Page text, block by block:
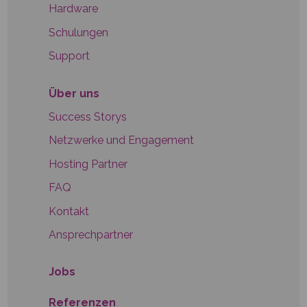
Hardware
Schulungen
Support
Über uns
Success Storys
Netzwerke und Engagement
Hosting Partner
FAQ
Kontakt
Ansprechpartner
Jobs
Referenzen